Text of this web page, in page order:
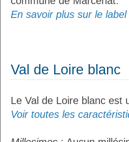
En savoir plus sur le
Val de Loire blanc
Le Val de Loire blanc est
Voir toutes les